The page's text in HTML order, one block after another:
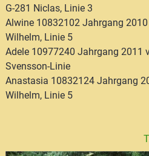
G-281 Niclas, Linie 3
Alwine 10832102 Jahrgang
Wilhelm, Linie 5
Adele 10977240 Jahrgang 2011
Svensson-Linie
Anastasia 10832124 Jahrgang
Wilhelm, Linie 5